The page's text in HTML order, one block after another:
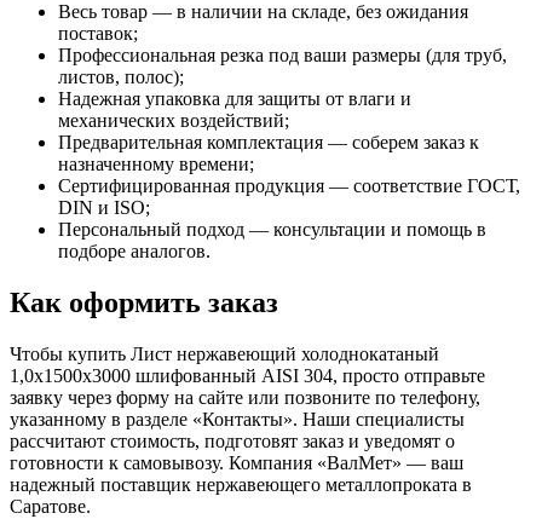
Весь товар — в наличии на складе, без ожидания
поставок;
Профессиональная резка под ваши размеры (для труб,
листов, полос);
Надежная упаковка для защиты от влаги и
механических воздействий;
Предварительная комплектация — соберем заказ к
назначенному времени;
Сертифицированная продукция — соответствие ГОСТ,
DIN и ISO;
Персональный подход — консультации и помощь в
подборе аналогов.
Как оформить заказ
Чтобы купить Лист нержавеющий холоднокатаный
1,0х1500х3000 шлифованный AISI 304, просто отправьте
заявку через форму на сайте или позвоните по телефону,
указанному в разделе «Контакты». Наши специалисты
рассчитают стоимость, подготовят заказ и уведомят о
готовности к самовывозу. Компания «ВалМет» — ваш
надежный поставщик нержавеющего металлопроката в
Саратове.